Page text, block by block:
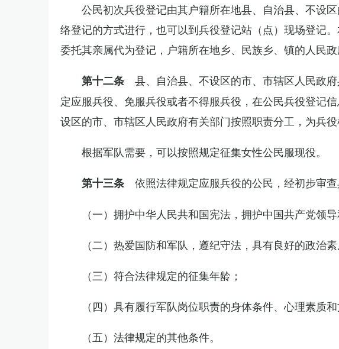
公民初次兵役登记由其户籍所在地县、自治县、不设
络登记的方式进行，也可以到兵役登记站（点）现场登记
委托其亲属代为登记，户籍所在地乡、民族乡、镇的人民
第十二条 县、自治县、不设区的市、市辖区人民政
定应服兵役、免服兵役或者不得服兵役，在公民兵役登记
设区的市、市辖区人民政府有关部门按照职责分工，为兵
根据军队需要，可以按照规定征集女性公民服现役。
第十三条 依照法律规定应服兵役的公民，经初步审
（一）拥护中华人民共和国宪法，拥护中国共产党领
（二）热爱国防和军队，遵纪守法，具有良好的政治
（三）符合法律规定的征集年龄；
（四）具有履行军队岗位职责的身体条件、心理素质和
（五）法律规定的其他条件。